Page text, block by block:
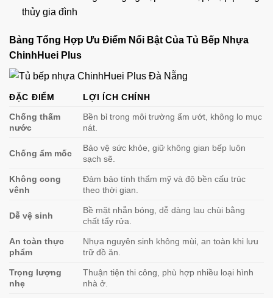
thủy gia đình
Bảng Tổng Hợp Ưu Điểm Nổi Bật Của Tủ Bếp Nhựa
ChinhHuei Plus
ĐẶC ĐIỂM
LỢI ÍCH CHÍNH
Chống thấm
nước
Bền bỉ trong môi trường ẩm ướt, không lo mục
nát.
Chống ẩm mốc
Bảo vệ sức khỏe, giữ không gian bếp luôn
sạch sẽ.
Không cong
vênh
Đảm bảo tính thẩm mỹ và độ bền cấu trúc
theo thời gian.
Dễ vệ sinh
Bề mặt nhẵn bóng, dễ dàng lau chùi bằng
chất tẩy rửa.
An toàn thực
phẩm
Nhựa nguyên sinh không mùi, an toàn khi lưu
trữ đồ ăn.
Trọng lượng
nhẹ
Thuận tiện thi công, phù hợp nhiều loại hình
nhà ở.